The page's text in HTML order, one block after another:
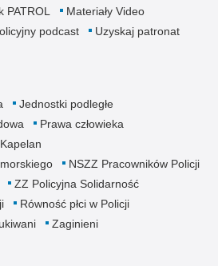
PATROL
Materiały Video
podcast Uzyskaj patronat
Jednostki podległe
Prawa człowieka
Kapelan
NSZZ Pracowników Policji
ZZ Policyjna Solidarność
Równość płci w Policji
Zaginieni